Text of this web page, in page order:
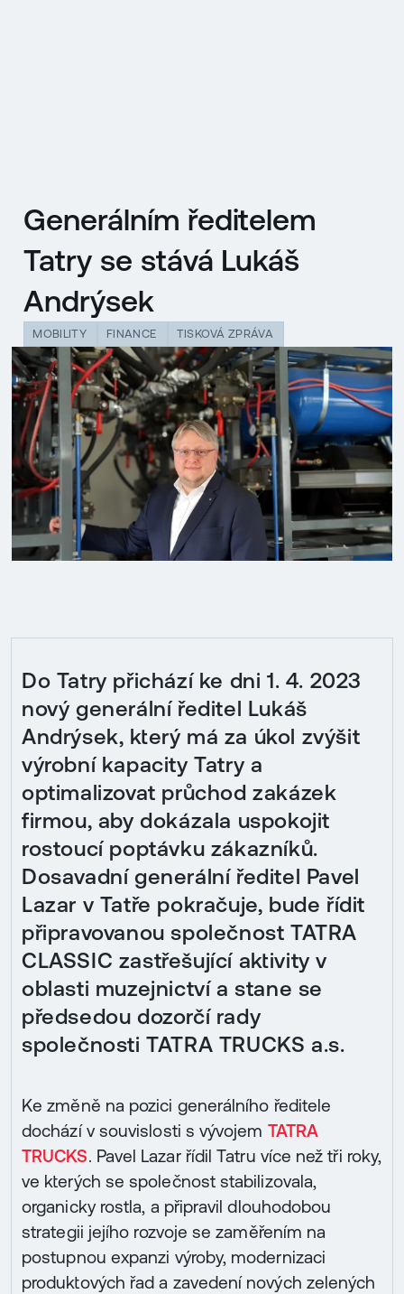
Generálním ředitelem
Tatry se stává Lukáš
Andrýsek
MOBILITY FINANCE TISKOVÁ ZPRÁVA
Do Tatry přichází ke dni 1. 4. 2023
nový generální ředitel Lukáš
Andrýsek, který má za úkol zvýšit
výrobní kapacity Tatry a
optimalizovat průchod zakázek
firmou, aby dokázala uspokojit
rostoucí poptávku zákazníků.
Dosavadní generální ředitel Pavel
Lazar v Tatře pokračuje, bude řídit
připravovanou společnost TATRA
CLASSIC zastřešující aktivity v
oblasti muzejnictví a stane se
předsedou dozorčí rady
společnosti TATRA TRUCKS a.s.
Ke změně na pozici generálního ředitele
dochází v souvislosti s vývojem TATRA
TRUCKS. Pavel Lazar řídil Tatru více než tři roky,
ve kterých se společnost stabilizovala,
organicky rostla, a připravil dlouhodobou
strategii jejího rozvoje se zaměřením na
postupnou expanzi výroby, modernizaci
produktových řad a zavedení nových zelených